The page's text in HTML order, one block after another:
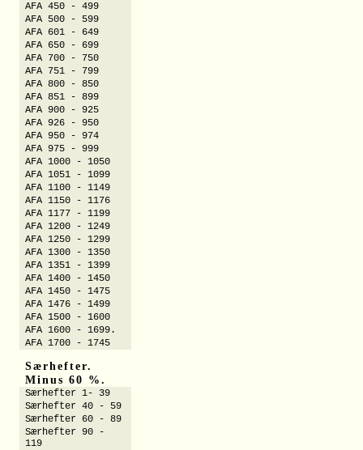
AFA 450 - 499
AFA 500 - 599
AFA 601 - 649
AFA 650 - 699
AFA 700 - 750
AFA 751 - 799
AFA 800 - 850
AFA 851 - 899
AFA 900 - 925
AFA 926 - 950
AFA 950 - 974
AFA 975 - 999
AFA 1000 - 1050
AFA 1051 - 1099
AFA 1100 - 1149
AFA 1150 - 1176
AFA 1177 - 1199
AFA 1200 - 1249
AFA 1250 - 1299
AFA 1300 - 1350
AFA 1351 - 1399
AFA 1400 - 1450
AFA 1450 - 1475
AFA 1476 - 1499
AFA 1500 - 1600
AFA 1600 - 1699.
AFA 1700 - 1745
Særhefter.
Minus 60 %.
Særhefter 1- 39
Særhefter 40 - 59
Særhefter 60 - 89
Særhefter 90 -
119